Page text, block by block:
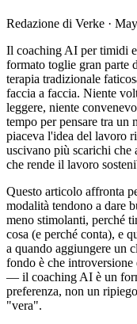
Redazione di Verke ·
Il coaching AI per timidi
formato toglie gran parte
terapia tradizionale
faccia a faccia. Niente
leggere, niente
tempo per pensare tra un
piaceva l'idea del lavoro
uscivano più scarichi che
che rende il lavoro
Questo articolo affronta
modalità tendono a dare
meno stimolanti, perché
cosa (e perché conta), e
a quando aggiungere un
fondo è che
— il coaching AI è un
preferenza, non un
"vera".